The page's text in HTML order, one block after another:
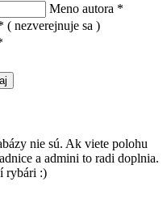
Meno autora *
( nezverejnuje sa )
nie sú. Ak viete polohu
a admini to radi doplnia.
rybári :)